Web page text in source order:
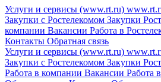
Услуги и сервисы (www.rt.ru)
Закупки с Ростелекомом Закупки
компании Вакансии Работа в
Контакты Обратная связь
Услуги и сервисы (www.rt.ru)
Закупки с Ростелекомом Закупки
Работа в компании Вакансии Работа